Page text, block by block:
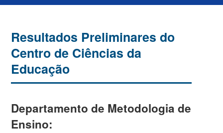
Resultados Preliminares do
Centro de Ciências da
Educação
Departamento de Metodologia de
Ensino: